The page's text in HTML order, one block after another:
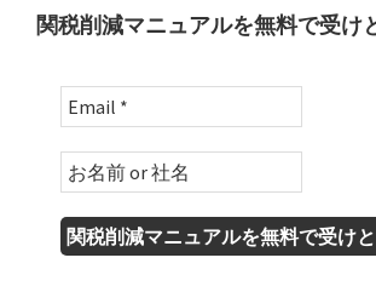
関税削減マニュアルを無料で受け